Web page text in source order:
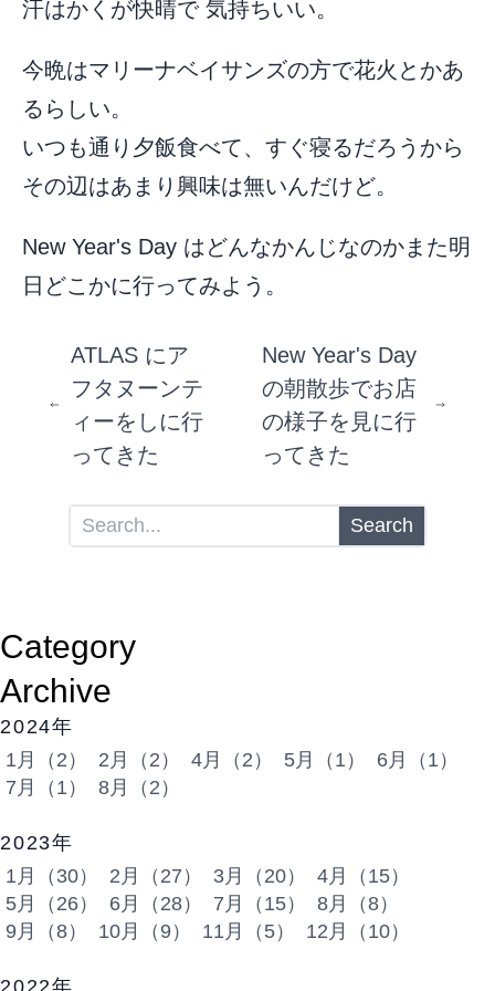
汗はかくが快晴で 気持ちいい。
今晩はマリーナベイサンズの方で花火とかあ
るらしい。
いつも通り夕飯食べて、すぐ寝るだろうから
その辺はあまり興味は無いんだけど。
New Year's Day はどんなかんじなのかまた明
日どこかに行ってみよう。
ATLAS にア
フタヌーンテ
ィーをしに行
ってきた
New Year's Day
の朝散歩でお店
の様子を見に行
ってきた
Search
Category
Archive
2024年
1月（2）
2月（2） 4月（2） 5月（1）
6月（1）
7月（1）
8月（2）
2023年
1月（30）
2月（27） 3月（20）
4月（15）
5月（26）
6月（28） 7月（15）
8月（8）
9月（8）
10月（9） 11月（5） 12月（10）
2022年